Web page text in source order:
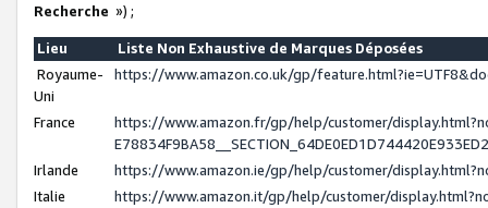
Recherche ») ;
Lieu
Liste Non Exhaustive de Marques Déposées
Royaume-
Uni
https://www.amazon.co.uk/gp/
France
https://www.amazon.fr/gp/help/customer/
Irlande
https://www.amazon.ie/gp/help/customer/
Italie
https://www.amazon.it/gp/help/customer/